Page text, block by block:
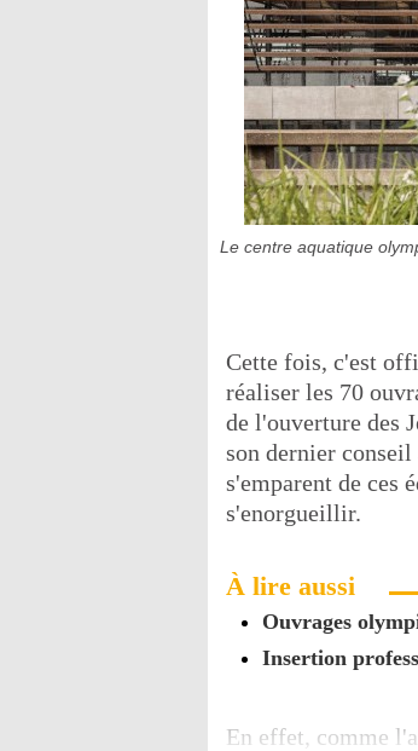
Le centre aquatique
Cette fois, c'est
réaliser les 70
de l'ouverture des
son dernier conseil
s'emparent de ces
s'enorgueillir.
À lire aussi
Ouvrages
Insertion
En effet, comme